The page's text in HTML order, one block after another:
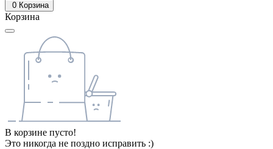
0 Корзина
Корзина
В корзине пусто!
Это никогда не поздно исправить :)